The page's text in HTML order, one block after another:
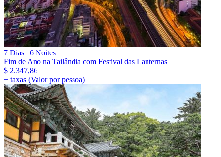
7 Dias | 6 Noites
Fim de Ano na Tailândia com Festival das Lanternas
$ 2.347,86
+ taxas (Valor por pessoa)